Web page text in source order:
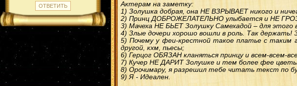
Актерам на заметку:
1) Золушка добрая, она НЕ ВЗРЫВАЕТ никого и
2) Принц ДОБРОЖЕЛАТЕЛЬНО улыбается и НЕ
3) Мачеха НЕ БЬЕТ Золушку Самехадой – для этого
4) Злые дочери хорошо вошли в роль. Так держать!
5) Почему у феи-крестной такое платье с
другой, кхм, пьесы;
6) Герцог ОБЯЗАН кланяться принцу и всем-всем-
7) Кучер НЕ ДАРИТ Золушке и тем более фее
8) Орочимару, я разрешил тебе читать текст
9) Я - Идеален.